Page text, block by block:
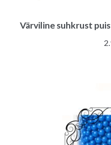
Värviline suhkrust